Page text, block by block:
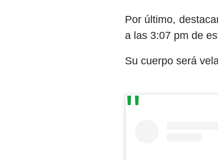
Por último,
a las 3:07 pm de
Su cuerpo será